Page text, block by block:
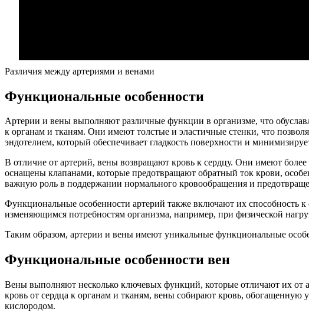
Различия между артериями и венами
Функциональные особенности
Артерии и вены выполняют различные функции в организме, что
к органам и тканям. Они имеют толстые и эластичные стенки, что
эндотелием, который обеспечивает гладкость поверхности и
В отличие от артерий, вены возвращают кровь к сердцу. Они имеют
оснащены клапанами, которые предотвращают обратный ток крови,
важную роль в поддержании нормального кровообращения и
Функциональные особенности артерий также включают их способность
изменяющимся потребностям организма, например, при физической
Таким образом, артерии и вены имеют уникальные функциональные
Функциональные особенности вен
Вены выполняют несколько ключевых функций, которые отличают их от
кровь от сердца к органам и тканям, вены собирают кровь, обогащенную
кислородом.